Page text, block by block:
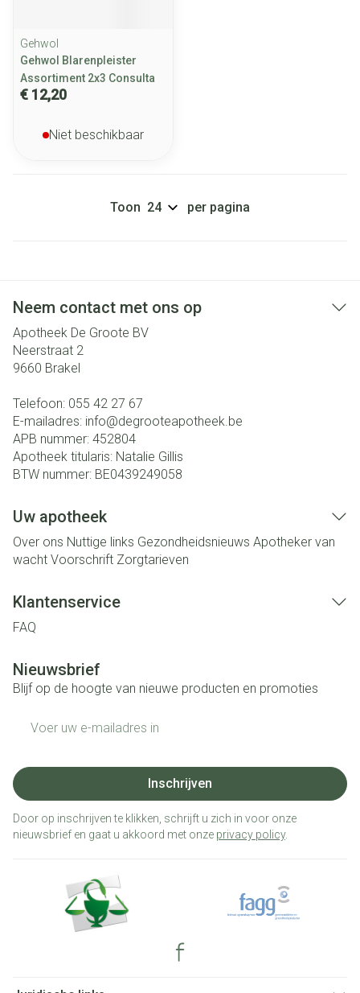
Gehwol
Gehwol Blarenpleister
Assortiment 2x3 Consulta
€ 12,20
Niet beschikbaar
Toon per pagina
Neem contact met ons op
Apotheek De Groote BV
Neerstraat 2
9660 Brakel
Telefoon: 055 42 27 67
E-mailadres: info@degrooteapotheek.be
APB nummer: 452804
Apotheek titularis: Natalie Gillis
BTW nummer: BE0439249058
Uw apotheek
Over ons Nuttige links Gezondheidsnieuws Apotheker van
wacht Voorschrift Zorgtarieven
Klantenservice
FAQ
Nieuwsbrief
Blijf op de hoogte van nieuwe producten en promoties
Inschrijven
Door op inschrijven te klikken, schrijft u zich in voor onze
nieuwsbrief en gaat u akkoord met onze privacy policy.